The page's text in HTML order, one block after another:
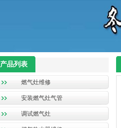
产品列表
燃气灶维修
安装燃气灶气管
调试燃气灶